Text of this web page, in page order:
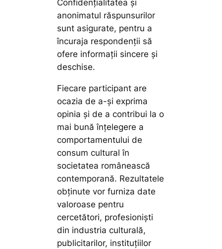
Confidențialitatea și
anonimatul răspunsurilor
sunt asigurate, pentru a
încuraja respondenții să
ofere informații sincere și
deschise.
Fiecare participant are
ocazia de a-și exprima
opinia și de a contribui la o
mai bună înțelegere a
comportamentului de
consum cultural în
societatea românească
contemporană. Rezultatele
obținute vor furniza date
valoroase pentru
cercetători, profesioniști
din industria culturală,
publicitarilor, instituțiilor